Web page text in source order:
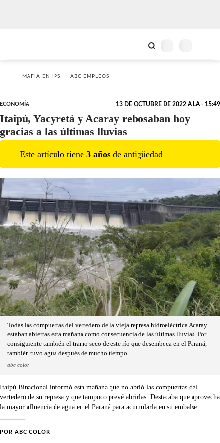
MAFIA EN IPS ABC EMPLEOS
ECONOMÍA 13 DE OCTUBRE DE 2022 A LA - 15:49
Itaipú, Yacyretá y Acaray rebosaban hoy
gracias a las últimas lluvias
Este artículo tiene 3 años de antigüedad
Todas las compuertas del vertedero de la vieja represa hidroeléctrica Acaray
estaban abiertas esta mañana como consecuencia de las últimas lluvias. Por
consiguiente también el tramo seco de este río que desemboca en el Paraná,
también tuvo agua después de mucho tiempo.
abc color
Itaipú Binacional informó esta mañana que no abrió las compuertas del
vertedero de su represa y que tampoco prevé abrirlas. Destacaba que aprovecha
la mayor afluencia de agua en el Paraná para acumularla en su embalse.
POR ABC COLOR